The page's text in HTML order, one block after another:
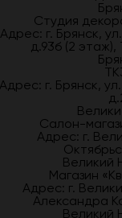
Студия
Адрес: г. Брянск,
д.93б (2
Адрес: г. Брянск,
Салон-
Адрес: г.
Великий
Магазин
Адрес: г.
Александра
Великий